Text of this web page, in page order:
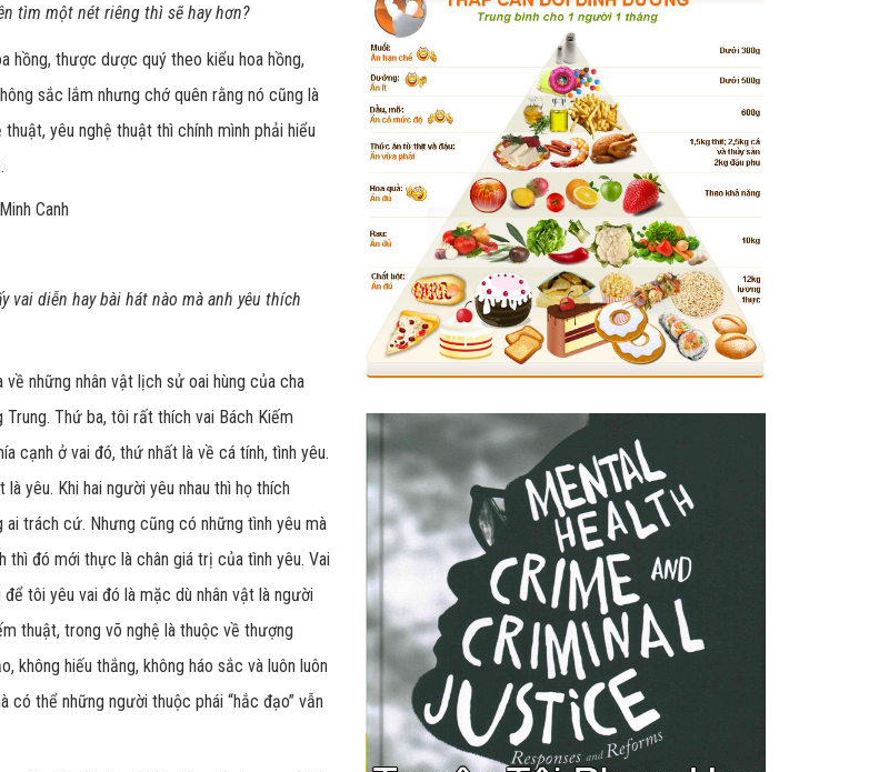
tìm một nét riêng thì sẽ hay hơn?
hồng, thược dược quý theo kiểu hoa hồng,
sắc lắm nhưng chớ quên rằng nó cũng là
yêu nghệ thuật thì chính mình phải hiểu
diễn hay bài hát nào mà anh yêu thích
những nhân vật lịch sử oai hùng của cha
Thứ ba, tôi rất thích vai Bách Kiếm
cạnh ở vai đó, thứ nhất là về cá tính, tình yêu.
yêu. Khi hai người yêu nhau thì họ thích
trách cứ. Nhưng cũng có những tình yêu mà
đó mới thực là chân giá trị của tình yêu. Vai
tôi yêu vai đó là mặc dù nhân vật là người
thuật, trong võ nghệ là thuộc về thượng
không hiếu thắng, không háo sắc và luôn luôn
thể những người thuộc phái “hắc đạo” vẫn